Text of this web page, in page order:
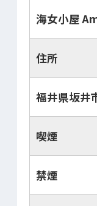
海女小屋
住所
福井県坂井
喫煙
禁煙